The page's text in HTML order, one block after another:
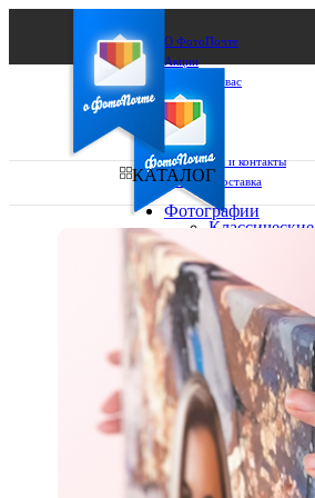
О ФотоПочте
Акции
Сделаем за вас
Бизнесу
FAQ
Франшиза
Поддержка и контакты
Оплата и доставка
Ваш город:
Ваш регион доставки
Выберите из списка:
КАТАЛОГ
Фотографии
Классические
10х15
13х18
15х15
15х20
20х20
20х30
30х30
30х40
А4
Фото